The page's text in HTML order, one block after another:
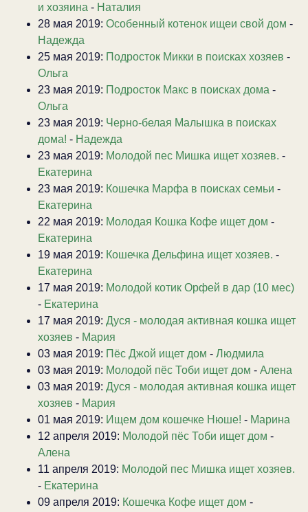
и хозяина - Наталия
28 мая 2019: Особенный котенок ищеи свой дом -
Надежда
25 мая 2019: Подросток Микки в поисках хозяев -
Ольга
23 мая 2019: Подросток Макс в поисках дома -
Ольга
23 мая 2019: Черно-белая Малышка в поисках
дома! - Надежда
23 мая 2019: Молодой пес Мишка ищет хозяев. -
Екатерина
23 мая 2019: Кошечка Марфа в поисках семьи -
Екатерина
22 мая 2019: Молодая Кошка Кофе ищет дом -
Екатерина
19 мая 2019: Кошечка Дельфина ищет хозяев. -
Екатерина
17 мая 2019: Молодой котик Орфей в дар (10 мес)
- Екатерина
17 мая 2019: Дуся - молодая активная кошка ищет
хозяев - Мария
03 мая 2019: Пёс Джой ищет дом - Людмила
03 мая 2019: Молодой пёс Тоби ищет дом - Алена
03 мая 2019: Дуся - молодая активная кошка ищет
хозяев - Мария
01 мая 2019: Ищем дом кошечке Нюше! - Марина
12 апреля 2019: Молодой пёс Тоби ищет дом -
Алена
11 апреля 2019: Молодой пес Мишка ищет хозяев.
- Екатерина
09 апреля 2019: Кошечка Кофе ищет дом -